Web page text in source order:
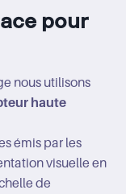
pour
nous utilisons
haute
émis par les
visuelle en
de